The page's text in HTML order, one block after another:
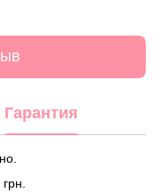
Гарантия